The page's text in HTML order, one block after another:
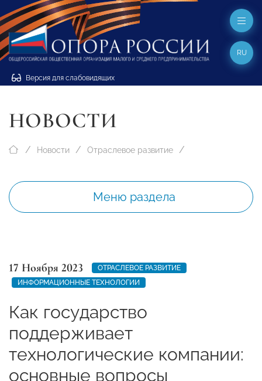
Версия для слабовидящих
RU
НОВОСТИ
Новости Отраслевое развитие
Меню раздела
17 Ноября 2023
ОТРАСЛЕВОЕ РАЗВИТИЕ
ИНФОРМАЦИОННЫЕ ТЕХНОЛОГИИ
Как государство
поддерживает
технологические компании:
основные вопросы